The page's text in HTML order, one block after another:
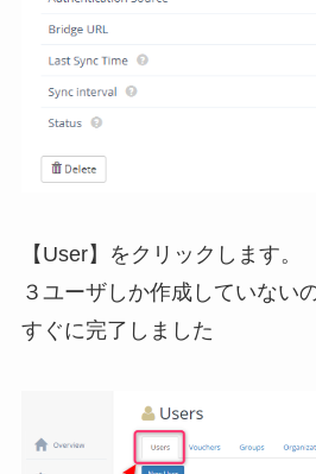
【User】をクリックします。
３ユーザしか作成していない
すぐに完了しました